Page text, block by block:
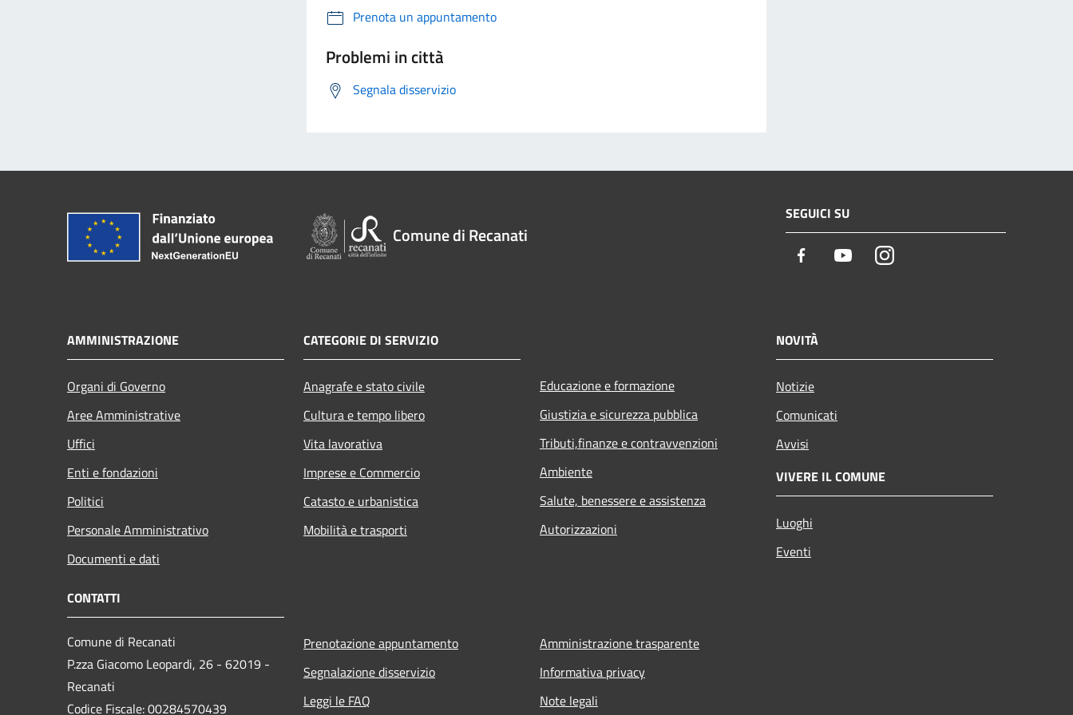
Prenota un appuntamento
Problemi in città
Segnala disservizio
Comune di Recanati
SEGUICI SU
Facebook YoutubeInstagram
AMMINISTRAZIONE
Organi di Governo
Aree Amministrative
Uffici
Enti e fondazioni
Politici
Personale Amministrativo
Documenti e dati
CATEGORIE DI SERVIZIO
Anagrafe e stato civile
Cultura e tempo libero
Vita lavorativa
Imprese e Commercio
Catasto e urbanistica
Mobilità e trasporti
Educazione e formazione
Giustizia e sicurezza pubblica
Tributi,finanze e contravvenzioni
Ambiente
Salute, benessere e assistenza
Autorizzazioni
NOVITÀ
Notizie
Comunicati
Avvisi
VIVERE IL COMUNE
Luoghi
Eventi
CONTATTI
Comune di Recanati
P.zza Giacomo Leopardi, 26 - 62019 -
Recanati
Codice Fiscale: 00284570439
Prenotazione appuntamento
Segnalazione disservizio
Leggi le FAQ
Amministrazione trasparente
Informativa privacy
Note legali